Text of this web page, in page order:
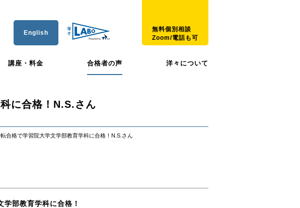
English
無料個別相談
Zoom/電話も可
講座・料金 合格者の声 洋々について
に合格！N.S.さん
合格で学習院大学文学部教育学科に合格！N.S.さん
部教育学科に合格！